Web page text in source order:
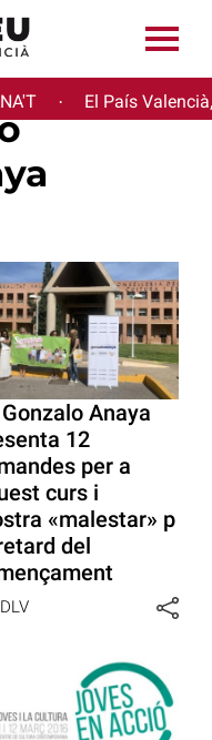
· El País
Anaya
12
per a
curs i
«malestar» p
del
DLV